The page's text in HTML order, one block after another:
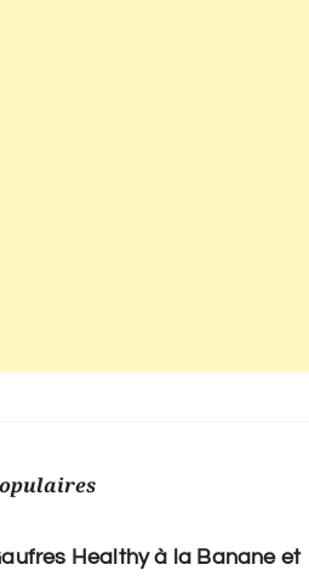
Healthy à la Banane et